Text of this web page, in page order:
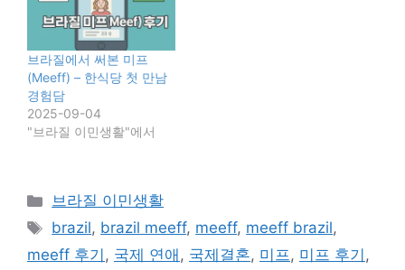
브라질에서 써본 미프
(Meeff) – 한식당 첫 만남
경험담
2025-09-04
"브라질 이민생활"에서
카
테
리
브라질 이민생활
태
그
brazil, brazil meeff, meeff, meeff brazil,
meeff 후기 , 국제 연애 , 국제결혼, 미프, 미프 후기 ,